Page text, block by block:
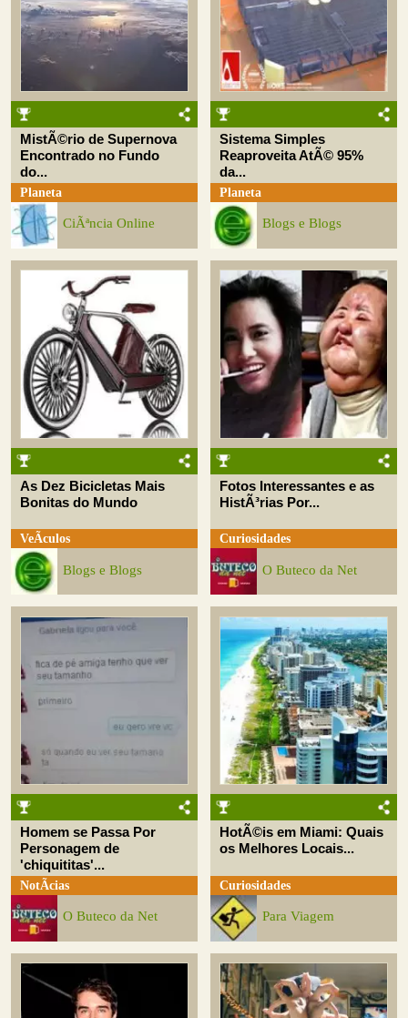
MistÃ©rio de Supernova
Encontrado no Fundo
do...
Planeta
CiÃªncia Online
Sistema Simples
Reaproveita AtÃ© 95%
da...
Planeta
Blogs e Blogs
As Dez Bicicletas Mais
Bonitas do Mundo
VeÃ­culos
Blogs e Blogs
Fotos Interessantes e as
HistÃ³rias Por...
Curiosidades
O Buteco da Net
Homem se Passa Por
Personagem de
'chiquititas'...
NotÃ­cias
O Buteco da Net
HotÃ©is em Miami: Quais
os Melhores Locais...
Curiosidades
Para Viagem